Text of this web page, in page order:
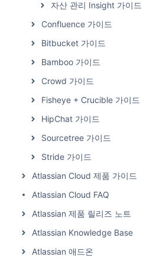
자산 관리 Insight 가이드
Confluence 가이드
Bitbucket 가이드
Bamboo 가이드
Crowd 가이드
Fisheye + Crucible 가이드
HipChat 가이드
Sourcetree 가이드
Stride 가이드
Atlassian Cloud 제품 가이드
Atlassian Cloud FAQ
Atlassian 제품 릴리즈 노트
Atlassian Knowledge Base
Atlassian 애드온